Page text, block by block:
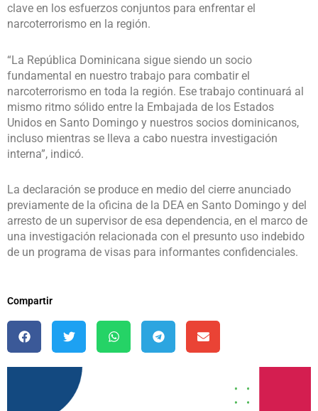
clave en los esfuerzos conjuntos para enfrentar el
narcoterrorismo en la región.
“La República Dominicana sigue siendo un socio
fundamental en nuestro trabajo para combatir el
narcoterrorismo en toda la región. Ese trabajo continuará al
mismo ritmo sólido entre la Embajada de los Estados
Unidos en Santo Domingo y nuestros socios dominicanos,
incluso mientras se lleva a cabo nuestra investigación
interna”, indicó.
La declaración se produce en medio del cierre anunciado
previamente de la oficina de la DEA en Santo Domingo y del
arresto de un supervisor de esa dependencia, en el marco de
una investigación relacionada con el presunto uso indebido
de un programa de visas para informantes confidenciales.
Compartir